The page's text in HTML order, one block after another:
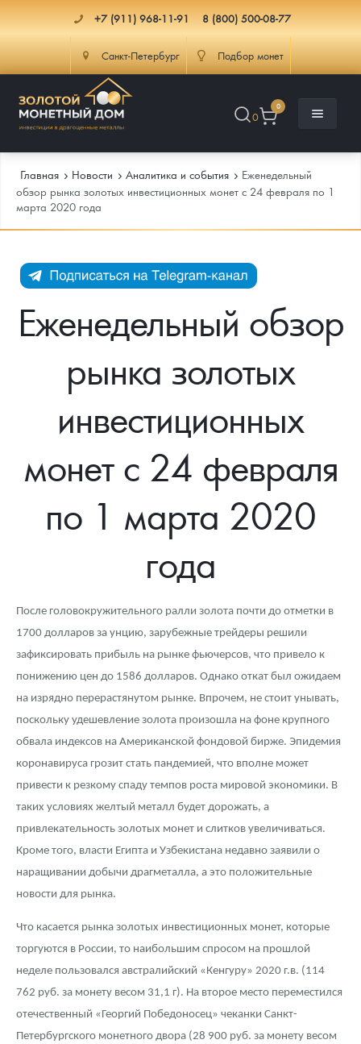
+7 (911) 968-11-91 8 (800) 500-08-77
Санкт-Петербург Подбор монет
0
0
Каталог
Каталог Монет
Монеты Россия и СССР
Иностранные
Памятные и старинные монеты
Памятные монеты России и СССР
Монеты и жетоны ЗМД
Золотые слитки
Аксессуары
Жетоны "Необыкновенные обитатели глубин"
Ювелирные изделия
Русская нумизматика
Золотая карманная галерея
Наборы подарочных и коллекционных монет
Монеты и жетоны из недрагоценных металлов
Книги по нумизматике
Инфо
Подлинность монет
Выкуп серебряных монет
Вопрос - ответ
Памятка для работы с монетами из драгметаллов
Политика использования Cookies
Положение по обработке и защите персональных данных
Услуги
Подбор монет
Георгий Победоносец - динамика цен
Лом выкуп
Скупка слитков
О нас
Наши преимущества
Главная Новости Аналитика и события
Еженедельный
обзор рынка золотых инвестиционных монет с 24 февраля по 1
марта 2020 года
Еженедельный обзор
рынка золотых
инвестиционных
монет с 24 февраля
по 1 марта 2020
года
После головокружительного ралли золота почти до отметки в
1700 долларов за унцию, зарубежные трейдеры решили
зафиксировать прибыль на рынке фьючерсов, что привело к
понижению цен до 1586 долларов. Однако откат был ожидаем
на изрядно перерастянутом рынке. Впрочем, не стоит унывать,
поскольку удешевление золота произошла на фоне крупного
обвала индексов на Американской фондовой бирже. Эпидемия
коронавируса грозит стать пандемией, что вполне может
привести к резкому спаду темпов роста мировой экономики. В
таких условиях желтый металл будет дорожать, а
привлекательность золотых монет и слитков увеличиваться.
Кроме того, власти Египта и Узбекистана недавно заявили о
наращивании добычи драгметалла, а это положительные
новости для рынка.
Что касается рынка золотых инвестиционных монет, которые
торгуются в России, то наибольшим спросом на прошлой
неделе пользовался австралийский «Кенгуру» 2020 г.в. (114
762 руб. за монету весом 31,1 г). На второе место переместился
отечественный «Георгий Победоносец» чеканки Санкт-
Петербургского монетного двора (28 900 руб. за монету весом